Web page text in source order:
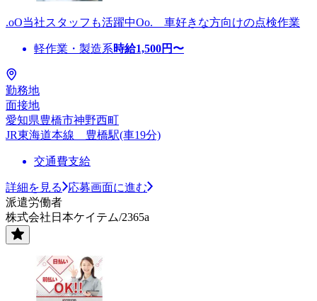
.oO当社スタッフも活躍中Oo. 車好きな方向けの点検作業
軽作業・製造系時給1,500円〜
勤務地
面接地
愛知県豊橋市神野西町
JR東海道本線 豊橋駅(車19分)
交通費支給
詳細を見る
応募画面に進む
派遣労働者
株式会社日本ケイテム/2365a